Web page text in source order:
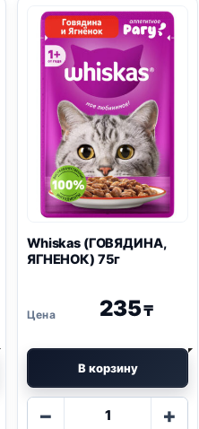
Whiskas (ГОВЯДИНА,
ЯГНЕНОК) 75г
235₸
В корзину
−
Количество
+